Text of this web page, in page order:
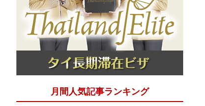
月間人気記事ランキング